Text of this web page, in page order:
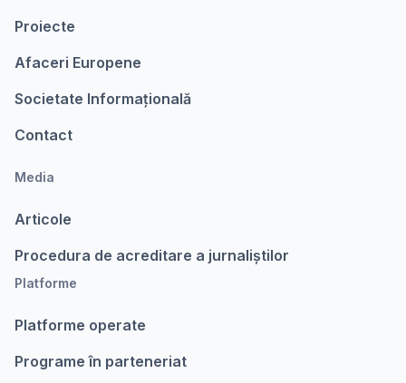
Proiecte
Afaceri Europene
Societate Informațională
Contact
Media
Articole
Procedura de acreditare a jurnaliștilor
Platforme
Platforme operate
Programe în parteneriat